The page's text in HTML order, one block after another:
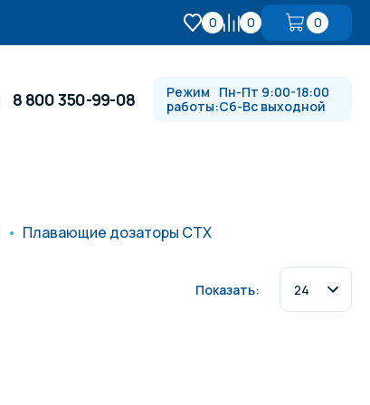
0 0 0
Водопады, водяные пушки и
8 800 350-99-08
Режим
работы:
Пн-Пт 9:00-18:00
Сб-Вс выходной
Плавающие дозаторы CTX
Показать: